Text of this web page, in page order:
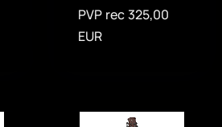
PVP rec 325,00
EUR